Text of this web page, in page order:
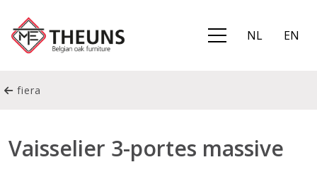
NL EN
fiera
Vaisselier 3-portes massive